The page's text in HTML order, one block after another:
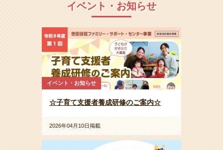
イベント・お知らせ
イベント・お知らせ
☆子育て支援者養成研修のご案内☆
2026年04月10日掲載